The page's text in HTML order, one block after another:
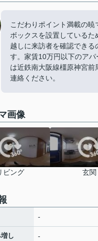
こだわりポイント満載の
ボックスを設置している
越しに来訪者を確認でき
す。家賃10万円以下のア
は近鉄南大阪線橿原神宮
連絡ください。
画像
ビング 玄関
-
し -